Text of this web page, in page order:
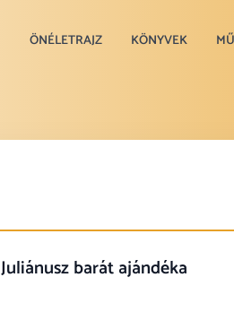
ÖNÉLETRAJZ KÖNYVEK
Juliánusz barát ajándéka